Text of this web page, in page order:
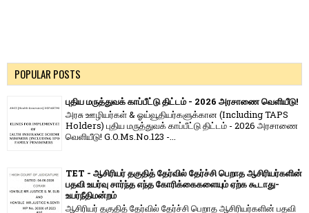
POPULAR POSTS
புதிய மருத்துவக் காப்பீட்டு திட்டம் - 2026 அரசாணை வெளியீடு!
அரசு ஊழியர்கள் & ஓய்வூதியர்களுக்கான (Including TAPS
Holders) புதிய மருத்துவக் காப்பீட்டு திட்டம் - 2026 அரசாணை
வெளியீடு! G.O.Ms.No.123 -...
TET - ஆசிரியர் தகுதித் தேர்வில் தேர்ச்சி பெறாத ஆசிரியர்களின்
பதவி உயர்வு சார்ந்த எந்த கோரிக்கைகளையும் ஏற்க கூடாது-
உயர்நீதிமன்றம்
ஆசிரியர் தகுதித் தேர்வில் தேர்ச்சி பெறாத ஆசிரியர்களின் பதவி